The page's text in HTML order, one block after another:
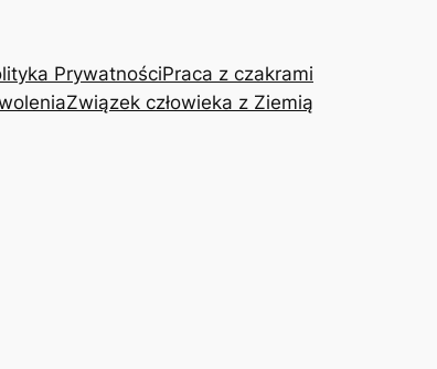
PrywatnościPraca z czakrami
Związek człowieka z Ziemią